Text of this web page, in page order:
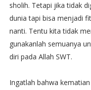
sholih. Tetapi jika tidak
dunia tapi bisa menjadi
nanti. Tentu kita tidak
gunakanlah semuanya
diri pada Allah SWT.
Ingatlah bahwa